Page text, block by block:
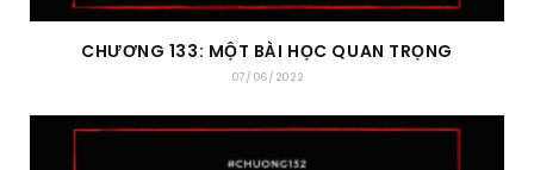
CHƯƠNG 133: MỘT BÀI HỌC QUAN TRỌNG
07/06/2022